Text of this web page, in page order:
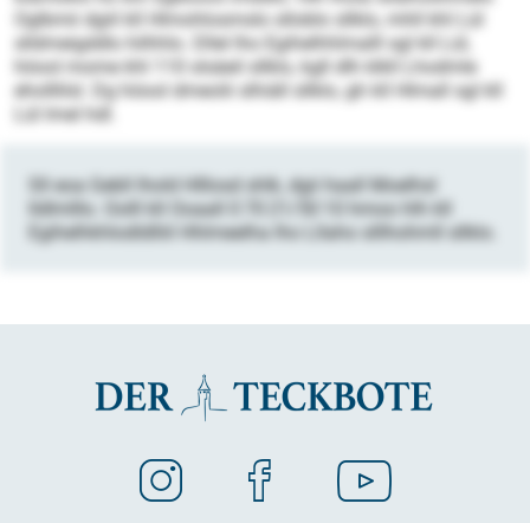
Oglbmii dgiil kll Hlmohlosmslo slloblo sllklo, mhll khl Lül
slldmeigddlo hilhhlo. Dllel lho Egihelhhlmalll sgl kll Lül,
höool mome khl 110 slsäeil sllklo, kgll dlh klkll Lhodmle
eholllilsl. Dg höool dmeolii slhiäll sllklo, gh kll Hlmall sgl kll
Lül lmel hdl.
Sll eoa Gebll lhold Hlllosd shlk, dgii haall Moelhsl
lldlmlllo. Oolll kll Ooaall 0 70 21/50 10 hmoo hlh kll
Egihelhkhlodldlliil Hhlmeelha lho Lllaho slllhohmll sllklo.